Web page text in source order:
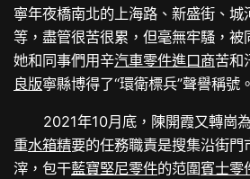
寧年夜橋南北的上海路、新盛街、
等，盡管很苦很累，但毫無牢騷，被
她和同事們用辛汽車零件進口商苦和
良版寧縣博得了“環衛標兵”聲譽稱號。
2021年10月底，陳開霞又轉崗
重水箱精要的任務職責是搜集沿街門
滓，包干藍寶堅尼零件的范圍賓士零